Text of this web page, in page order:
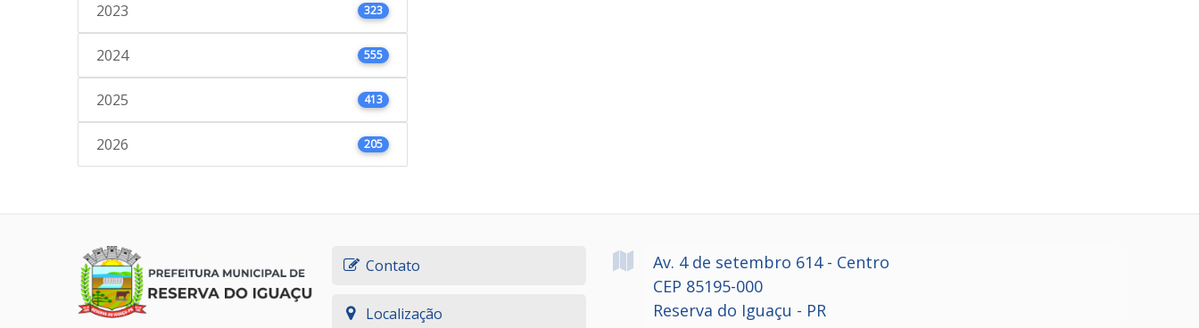
2023 323
2024 555
2025 413
2026 205
Contato
Localização
Av. 4 de setembro 614 - Centro
CEP 85195-000
Reserva do Iguaçu - PR